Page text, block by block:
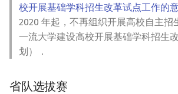
校开展基础学科招生改革试点工作的
2020 年起，不再组织开展高校自主招
一流大学建设高校开展基础学科招生
划）．
省队选拔赛